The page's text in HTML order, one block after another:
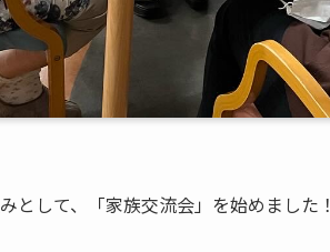
として、「家族交流会」を始めました！